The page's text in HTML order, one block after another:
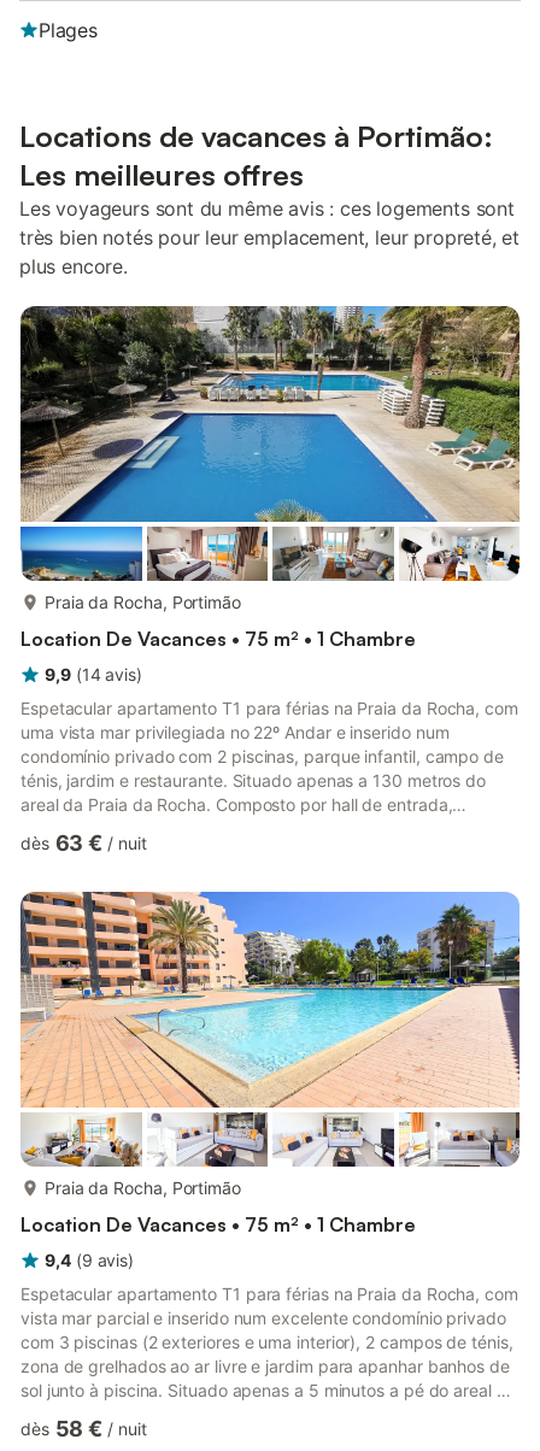
Plages
Locations de vacances à Portimão:
Les meilleures offres
Les voyageurs sont du même avis : ces logements sont
très bien notés pour leur emplacement, leur propreté, et
plus encore.
Praia da Rocha, Portimão
Location De Vacances • 75 m² • 1 Chambre
9,9 (14 avis)
Espetacular apartamento T1 para férias na Praia da Rocha, com
uma vista mar privilegiada no 22º Andar e inserido num
condomínio privado com 2 piscinas, parque infantil, campo de
ténis, jardim e restaurante. Situado apenas a 130 metros do
areal da Praia da Rocha. Composto por hall de entrada,
sofá cama e 2 camas individuais) e quarto com cama de casal.
apartamento tem vista mar tanto do quarto como da sala e
dispõe de varanda no quarto e sala, para desfrutar as suas
férias. O...
dès 63 € / nuit
Praia da Rocha, Portimão
Location De Vacances • 75 m² • 1 Chambre
9,4 (9 avis)
Espetacular apartamento T1 para férias na Praia da Rocha, com
vista mar parcial e inserido num excelente condomínio privado
com 3 piscinas (2 exteriores e uma interior), 2 campos de ténis,
zona de grelhados ao ar livre e jardim para apanhar banhos de
sol junto à piscina. Situado apenas a 5 minutos a pé do areal da
totalmente equipada, casa de banho, sala de estar com 2 sofá-
dès 58 € / nuit